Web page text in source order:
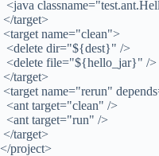
<java
</target>
<target name="clean">
<delete dir="${dest}" />
<delete file="${hello_jar}" />
</target>
<target name="rerun"
<ant target="clean" />
<ant target="run" />
</target>
</project>